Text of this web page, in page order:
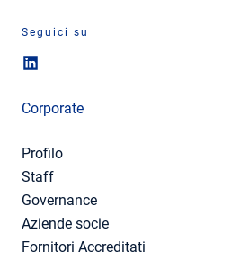
Seguici su
Corporate
Profilo
Staff
Governance
Aziende socie
Fornitori Accreditati